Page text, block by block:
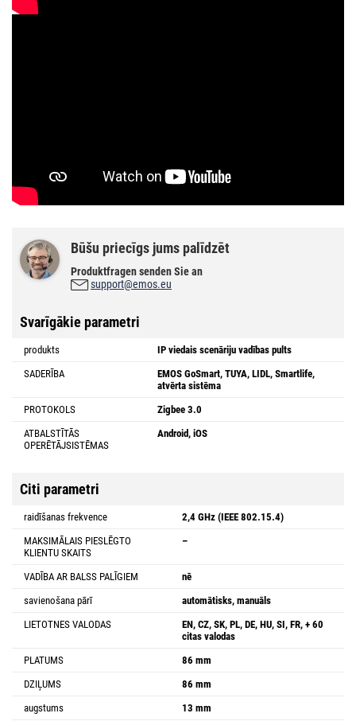
Būšu priecīgs jums palīdzēt
Produktfragen senden Sie an
support@emos.eu
Svarīgākie parametri
produkts
IP viedais scenāriju vadības pults
SADERĪBA
EMOS GoSmart, TUYA, LIDL, Smartlife,
atvērta sistēma
PROTOKOLS
Zigbee 3.0
ATBALSTĪTĀS
OPERĒTĀJSISTĒMAS
Android, iOS
Citi parametri
raidīšanas frekvence
2,4 GHz (IEEE 802.15.4)
MAKSIMĀLAIS PIESLĒGTO
KLIENTU SKAITS
–
VADĪBA AR BALSS PALĪGIEM
nē
savienošana pārī
automātisks, manuāls
LIETOTNES VALODAS
EN, CZ, SK, PL, DE, HU, SI, FR, + 60
citas valodas
PLATUMS
86 mm
DZIĻUMS
86 mm
augstums
13 mm